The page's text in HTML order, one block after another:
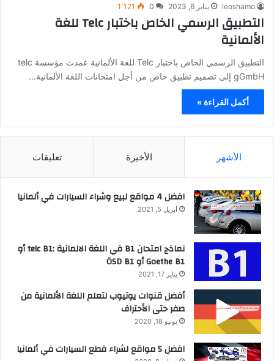
leoshamo يناير 6, 2023 0 1٬121
التطبيق الرسمي الخاص باختبار Telc للغة
الألمانية
التطبيق الرسمي الخاص باختبار Telc للغة الألمانية عمدت مؤسسة telc
gGmbH إلى تصميم تطبيق خاص من أجل امتحانات اللغة الألمانية…
أكمل القراءة »
الأشهر الأخيرة تعليقات
افضل 4 مواقع لبيع وشراء السيارات في ألمانيا
أبريل 5, 2021
نماذج امتحان B1 في اللغة الالمانية :telc B1 أو
Goethe B1 أو ÖSD B1
يناير 17, 2021
أفضل قنوات يوتيوب لتعلم اللغة الألمانية من
صفر حتى الأحتراف
يونيو 18, 2020
افضل 5 مواقع لشراء قطع السيارات في ألمانيا